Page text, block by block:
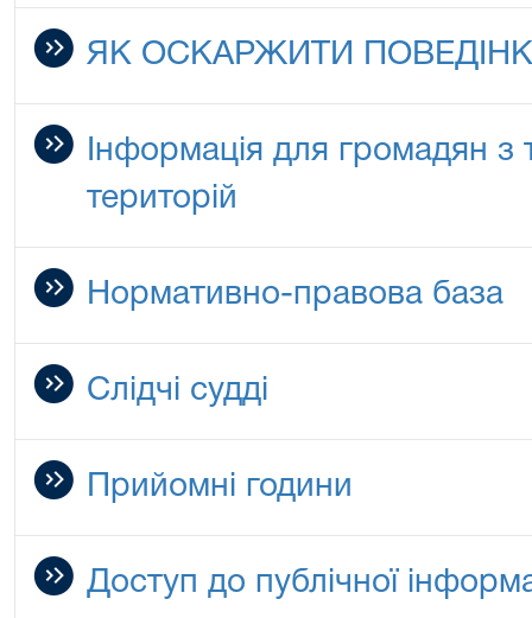
ЯК ОСКАРЖИТИ
Інформація для громадян
територій
Нормативно-правова база
Слідчі судді
Прийомні години
Доступ до публічної